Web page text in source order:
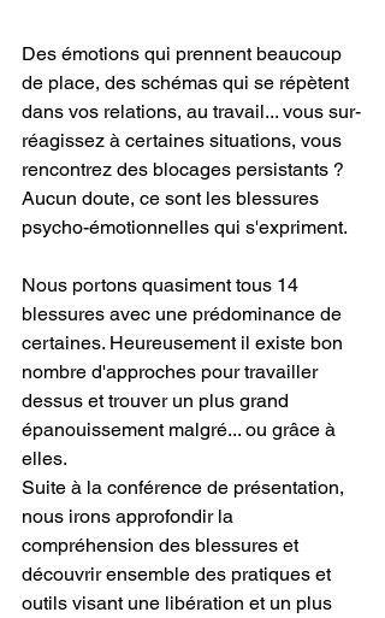
Des émotions qui prennent beaucoup
de place, des schémas qui se répètent
dans vos relations, au travail... vous sur-
réagissez à certaines situations, vous
rencontrez des blocages persistants ?
Aucun doute, ce sont les blessures
psycho-émotionnelles qui s'expriment.
Nous portons quasiment tous 14
blessures avec une prédominance de
certaines. Heureusement il existe bon
nombre d'approches pour travailler
dessus et trouver un plus grand
épanouissement malgré... ou grâce à
elles.
Suite à la conférence de présentation,
nous irons approfondir la
compréhension des blessures et
découvrir ensemble des pratiques et
outils visant une libération et un plus